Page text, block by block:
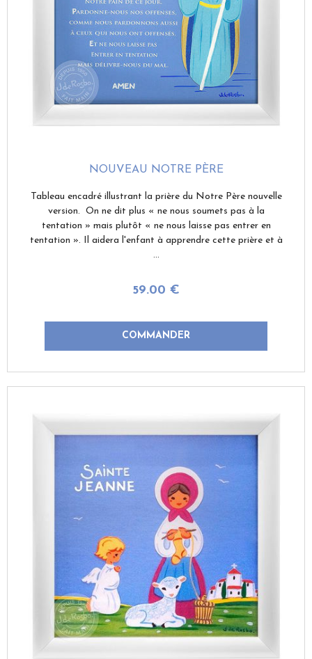
NOUVEAU NOTRE PÈRE
59.00 €
Tableau encadré illustrant la prière du Notre Père nouvelle
version. On ne dit plus « ne nous soumets pas à la
tentation » mais plutôt « ne nous laisse pas entrer en
tentation ». Il aidera l'enfant à apprendre cette prière et à
...